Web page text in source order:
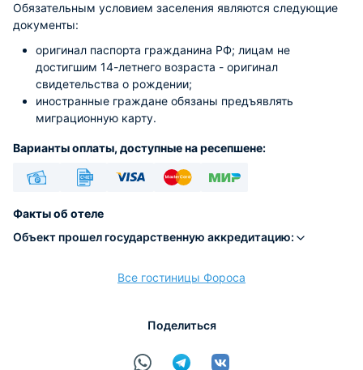
Обязательным условием заселения являются следующие
документы:
оригинал паспорта гражданина РФ; лицам не
достигшим 14-летнего возраста - оригинал
свидетельства о рождении;
иностранные граждане обязаны предъявлять
миграционную карту.
Варианты оплаты, доступные на ресепшене:
Факты об отеле
Объект прошел государственную аккредитацию:
Все гостиницы Фороса
Поделиться